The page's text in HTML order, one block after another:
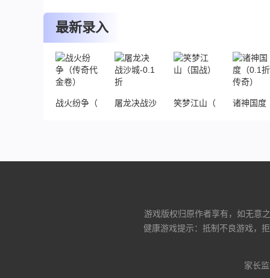
最新录入
战火纷争（传奇代金卷）屠龙决战沙城-0.1折笑梦江山（国战）诸神国度
游戏版权归原作者享有，如无意
健康游戏提示：抵制不良游戏，
家长